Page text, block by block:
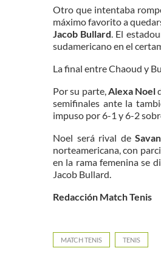
Otro que intentaba
máximo favorito a
Jacob Bullard. El
sudamericano en el
La final entre Chaoud y
Por su parte,Alexa Noel
semifinales ante la
impuso por 6-1 y 6-2
Noel será rival de
norteamericana, con
en la rama femenina se
Jacob Bullard.
Redacción Match Tenis
MATCH TENIS TENIS